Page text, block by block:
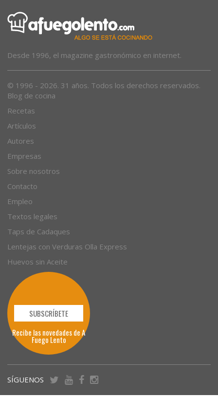
Desde 1996, el magazine gastronómico en internet.
© 1996 - 2026. 31 años. Todos los derechos reservados.
Blog de cocina
Recetas
Artículos
Autores
Empresas
Sobre nosotros
Contacto
Empleo
Textos legales
Taps de Cadaques
Lentejas con Verduras Olla Express
Huevos sin Aceite
SUBSCRÍBETE
Recibe las novedades de A
Fuego Lento
SÍGUENOS